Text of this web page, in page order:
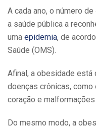
A cada ano, o número
a saúde pública a
uma epidemia, de
Saúde (OMS).
Afinal, a obesidade está
doenças crônicas,
coração e
Do mesmo modo, a